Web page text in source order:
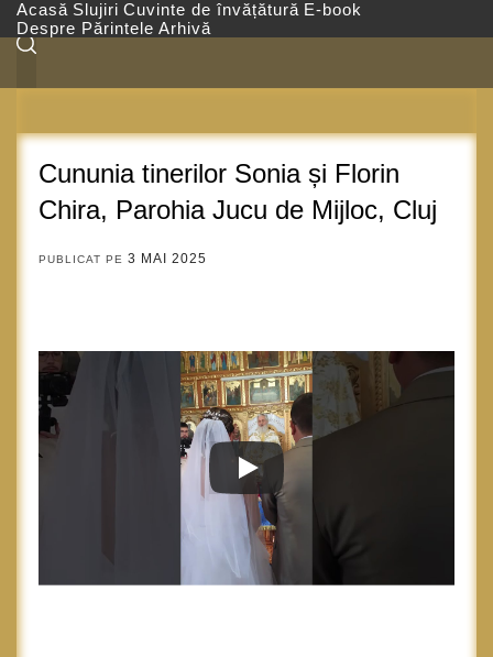
Sari
conținut
Acasă Slujiri Cuvinte de învățătură E-book
Despre Părintele Arhivă
Cununia tinerilor Sonia și Florin
Chira, Parohia Jucu de Mijloc, Cluj
PUBLICAT PE 3 MAI 2025